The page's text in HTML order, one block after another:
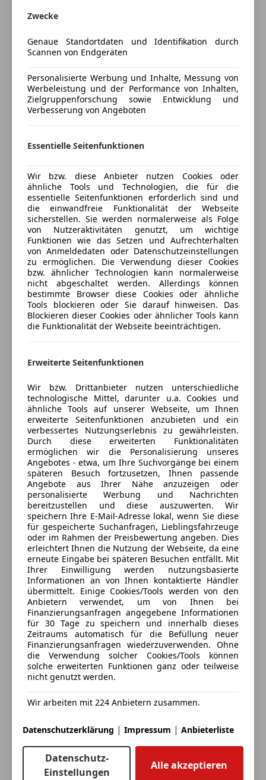
Tempomat
Unterhaltung/Media
Bordcomputer
DAB-Radio
Induktionsladen für Smartphones
Soundsystem
Volldigitales Kombiinstrument
Sicherheit
ABS
Abstandswarner
Alarmanlage
ESP
Fahrerairbag
Isofix
LED-Scheinwerfer
Reifendruckkontrollsystem
Traktionskontrolle
Wegfahrsperre
Zentralverriegelung
Extras
Alufelgen
Anhängerkupplung
Sportpaket
Sportsitze
Anbremsfunktion, Bowers&Wilkins Diamond
Sorround Sound System, Connected Package
Professional, Driving Assistant Professional,
Sportpaket, Connected Drive, Leichtmetallräder,
Leichtmetallräder 23 Zoll, Standheizung,
Navigationssystem Professional, Klimaautomatik,
Sportsitze, Sitzheizung Fahrer und Beifahrer,
el. Schwenkbar, Spurverlassenswarnung,
Spurwechselwarnung, Multifunktionslenkrad, Handy-
Vorbereitung, DAB Tuner, USB Audio Schnittstelle,
Geschwindigkeitsregelung, Massagefunktion für
Fahrer und Beifahrer, Park Distance Control (PDC),
Reifendruckanzeige, TeleServices, Fussmatten
Velours, Wärmekomfortpaket vorne, LED-
Scheinwerfer, Shadow Line, Sonnenschutzverglasung,
Ablage für Wireless Charging, BMW Niere Iconic
Glow, Bordcomputer, Fahrdynamik Regelsysteme,
Ladekabel (Mode 3) fuer oeffentlichens Laden,
Radschraubensicherung, Integrierte Universal-
Mehr anzeigen
Versicherung
Kfz-Versicherung
Versicherungsschutz an Ihre Bedürfnisse
anpassen
Freischaden-Gutschein ab Stufe 0
Auto einfach online versichern & Rabatt holen
Jetzt berechnen
Verkäufer Händler
Gady Auto Moto GmbH
Sternebewertung 5 von 5
5Sterne
(100% Weiterempfehlungen)
Anbieter auf AutoScout24 seit 2009
Verkauf Automobile
Geöffnet
Schließt um 12:00
Mattersburger Straße 42,
7000 Eisenstadt, AT
Kontakt
Matthias Pretz
Alle Fahrzeuge des Anbieters
Zwecke
Genaue Standortdaten und Identifikation durch
Scannen von Endgeräten
Personalisierte Werbung und Inhalte, Messung von
Werbeleistung und der Performance von Inhalten,
Zielgruppenforschung sowie Entwicklung und
Verbesserung von Angeboten
Essentielle Seitenfunktionen
Wir bzw. diese Anbieter nutzen Cookies oder
ähnliche Tools und Technologien, die für die
essentielle Seitenfunktionen erforderlich sind und
die einwandfreie Funktionalität der Webseite
sicherstellen. Sie werden normalerweise als Folge
von Nutzeraktivitäten genutzt, um wichtige
Funktionen wie das Setzen und Aufrechterhalten
von Anmeldedaten oder Datenschutzeinstellungen
zu ermöglichen. Die Verwendung dieser Cookies
bzw. ähnlicher Technologien kann normalerweise
nicht abgeschaltet werden. Allerdings können
bestimmte Browser diese Cookies oder ähnliche
Tools blockieren oder Sie darauf hinweisen. Das
Blockieren dieser Cookies oder ähnlicher Tools kann
die Funktionalität der Webseite beeinträchtigen.
Erweiterte Seitenfunktionen
Wir bzw. Drittanbieter nutzen unterschiedliche
technologische Mittel, darunter u.a. Cookies und
ähnliche Tools auf unserer Webseite, um Ihnen
erweiterte Seitenfunktionen anzubieten und ein
verbessertes Nutzungserlebnis zu gewährleisten.
Durch diese erweiterten Funktionalitäten
ermöglichen wir die Personalisierung unseres
Angebotes - etwa, um Ihre Suchvorgänge bei einem
späteren Besuch fortzusetzen, Ihnen passende
Angebote aus Ihrer Nähe anzuzeigen oder
personalisierte Werbung und Nachrichten
bereitzustellen und diese auszuwerten. Wir
speichern Ihre E-Mail-Adresse lokal, wenn Sie diese
für gespeicherte Suchanfragen, Lieblingsfahrzeuge
oder im Rahmen der Preisbewertung angeben. Dies
erleichtert Ihnen die Nutzung der Webseite, da eine
erneute Eingabe bei späteren Besuchen entfällt. Mit
Ihrer Einwilligung werden nutzungsbasierte
Informationen an von Ihnen kontaktierte Händler
übermittelt. Einige Cookies/Tools werden von den
Anbietern verwendet, um von Ihnen bei
Finanzierungsanfragen angegebene Informationen
für 30 Tage zu speichern und innerhalb dieses
Zeitraums automatisch für die Befüllung neuer
Finanzierungsanfragen wiederzuverwenden. Ohne
die Verwendung solcher Cookies/Tools können
solche erweiterten Funktionen ganz oder teilweise
nicht genutzt werden.
Wir arbeiten mit 224 Anbietern zusammen.
Datenschutzerklärung | Impressum | Anbieterliste
Datenschutz-
Einstellungen
Alle akzeptieren